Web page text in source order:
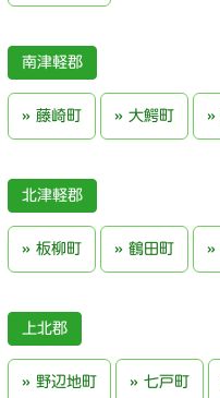
南津軽郡
藤崎町 大鰐町
北津軽郡
板柳町 鶴田町
上北郡
野辺地町 七戸町